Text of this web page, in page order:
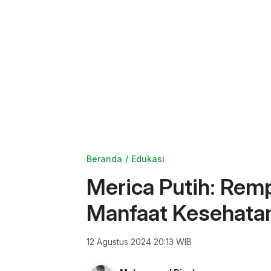
Beranda Edukasi
Merica Putih:
Manfaat
12 Agustus 2024 20:13 WIB